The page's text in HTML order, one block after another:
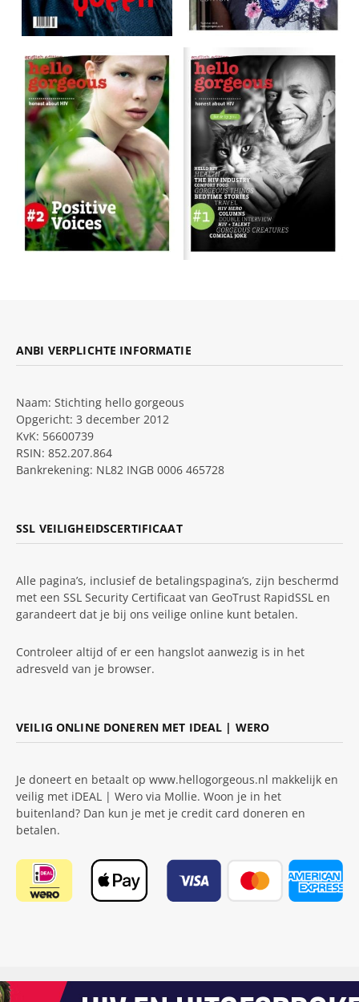
ANBI VERPLICHTE INFORMATIE
Naam: Stichting hello gorgeous
Opgericht: 3 december 2012
KvK: 56600739
RSIN: 852.207.864
Bankrekening: NL82 INGB 0006 465728
SSL VEILIGHEIDSCERTIFICAAT
Alle pagina’s, inclusief de betalingspagina’s, zijn beschermd
met een SSL Security Certificaat van GeoTrust RapidSSL en
garandeert dat je bij ons veilige online kunt betalen.
Controleer altijd of er een hangslot aanwezig is in het
adresveld van je browser.
VEILIG ONLINE DONEREN MET IDEAL | WERO
Je doneert en betaalt op www.hellogorgeous.nl makkelijk en
veilig met iDEAL | Wero via Mollie. Woon je in het
buitenland? Dan kun je met je credit card doneren en
betalen.